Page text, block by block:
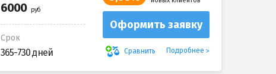
Срок
365-730 дней
Оформить заявку
Сравнить Подробнее